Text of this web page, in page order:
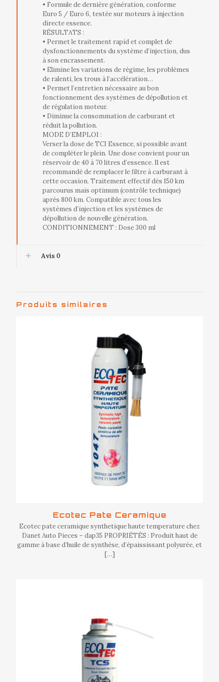
• Formule de dernière génération, conforme
Euro 5 / Euro 6, testée sur moteurs à injection
directe essence.
RÉSULTATS :
• Permet le traitement rapid et complet de
dysfonctionnements du système d’injection, dus
à son encrassement.
• Elimine les variations de régime, les problèmes
de ralenti, les trous à l’accélération…
• Permet l’entretien nécessaire au bon
fonctionnement des systèmes de dépollution et
de régulation moteur.
• Diminue la consommation de carburant et
réduit la pollution.
MODE D’EMPLOI :
Verser la dose de TCI Essence, si possible avant
de compléter le plein. Une dose convient pour un
réservoir de 40 à 70 litres d’essence. Il est
recommandé de remplacer le filtre à carburant à
cette occasion. Traitement effectif dès 150 km
parcourus mais optimum (contrôle technique)
après 800 km. Compatible avec tous les
systèmes d’injection et les systèmes de
dépollution de nouvelle génération.
CONDITIONNEMENT : Dose 300 ml
Avis 0
Produits similaires
Ecotec Pate Ceramique
Ecotec pate ceramique synthetique haute temperature chez
Danet Auto Pieces – dap35 PROPRIÉTÉS : Produit haut de
gamme à base d’huile de synthèse, d’épaississant polyurée, et
[…]